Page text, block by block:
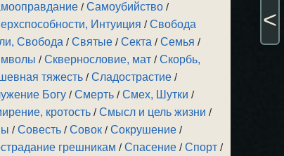
/Самоубийство /
Интуиция /Свобода
Свобода /Святые /Секта /Семья /
/Сквернословие, мат /Скорбь,
тяжесть /Сладострастие /
Богу /Смерть /Смех, Шутки /
кротость /Смысл и цель жизни /
/Совесть /Совок /Сокрушение /
грешникам /Спасение /Спорт /
<